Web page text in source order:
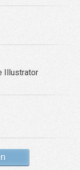
Illustrator